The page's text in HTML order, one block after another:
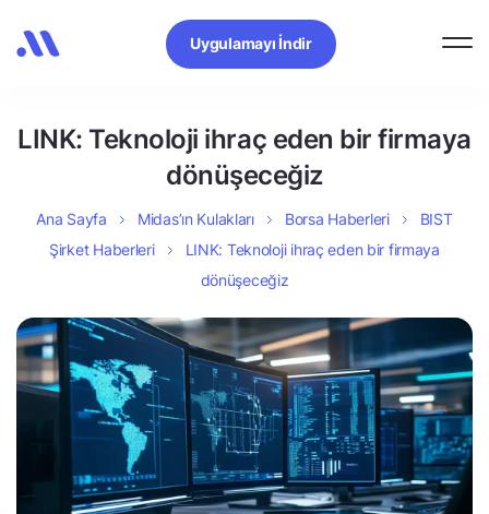
Uygulamayı İndir
LINK: Teknoloji ihraç eden bir firmaya
dönüşeceğiz
Ana Sayfa Midas’ın Kulakları Borsa Haberleri
BIST
Şirket Haberleri
LINK: Teknoloji ihraç eden bir firmaya
dönüşeceğiz